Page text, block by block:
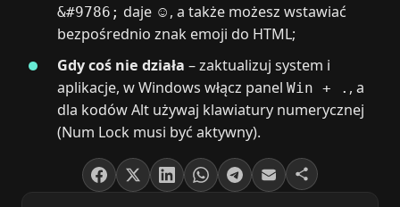
&#9786; daje ☺, a także możesz wstawiać
bezpośrednio znak emoji do HTML;
Gdy coś nie działa – zaktualizuj system i
aplikacje, w Windows włącz panelWin + . , a
dla kodów Alt używaj klawiatury numerycznej
(Num Lock musi być aktywny).